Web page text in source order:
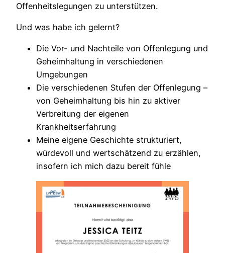
Offenheitslegungen zu unterstützen.
Und was habe ich gelernt?
Die Vor- und Nachteile von Offenlegung und
Geheimhaltung in verschiedenen
Umgebungen
Die verschiedenen Stufen der Offenlegung –
von Geheimhaltung bis hin zu aktiver
Verbreitung der eigenen
Krankheitserfahrung
Meine eigene Geschichte strukturiert,
würdevoll und wertschätzend zu erzählen,
insofern ich mich dazu bereit fühle